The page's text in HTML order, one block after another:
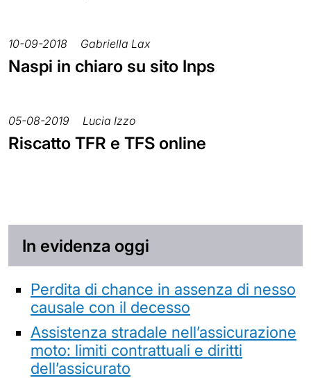
10-09-2018 Gabriella Lax
Naspi in chiaro su sito Inps
05-08-2019 Lucia Izzo
Riscatto TFR e TFS online
In evidenza oggi
Perdita di chance in assenza di nesso
causale con il decesso
Assistenza stradale nell’assicurazione
moto: limiti contrattuali e diritti
dell’assicurato